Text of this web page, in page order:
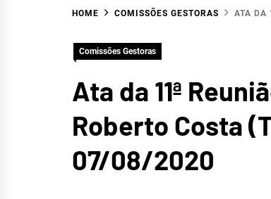
HOME COMISSÕES GESTORAS ATA DA
Comissões Gestoras
Ata da 11ª
Roberto Costa
07/08/2020